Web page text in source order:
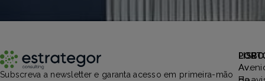
Subscreva a newsletter e garanta acesso em primeira-mão
Av.